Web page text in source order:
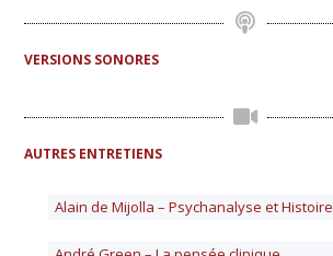
VERSIONS SONORES
AUTRES ENTRETIENS
Alain de Mijolla – Psychanalyse et Histoire